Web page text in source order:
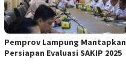
Pemprov Lampung Mantapkan
Persiapan Evaluasi SAKIP 2025